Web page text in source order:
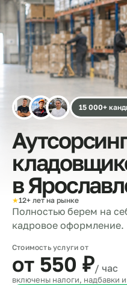
15 000+
в
★12+ лет на рынке
Полностью берем на
кадровое оформление.
Стоимость услуги от
от 550 ₽/ час
включены налоги, надбавки